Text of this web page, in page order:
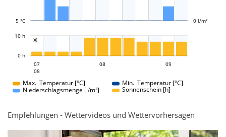
5 °C 0 l/m²

0 h
10 h
07
08
08 09
Max. Temperatur [°C]
Min. Temperatur [°C]
Niederschlagsmenge [l/m²]
Sonnenschein [h]
Empfehlungen - Wettervideos und Wettervorhersagen